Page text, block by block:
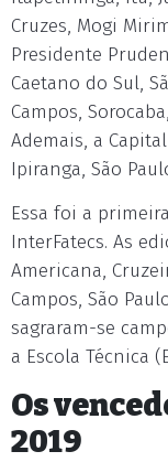
Cruzes, Mogi
Presidente
Caetano do Sul,
Campos,
Ademais, a
Ipiranga, São
Essa foi a
InterFatecs. As
Americana,
Campos, São
sagraram-se
a Escola Técnica
Os
2019